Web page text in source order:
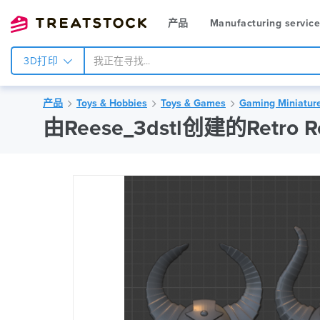
产品 Manufacturing
3D打印
产品 Toys & Hobbies Toys & Games Gaming
由Reese_3dstl创建的Retro